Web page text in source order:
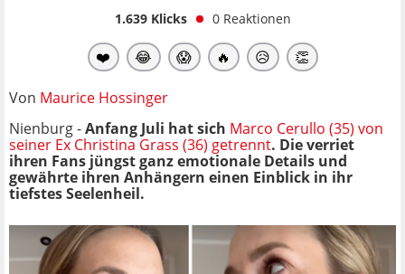
1.639Klicks 0 Reaktionen
❤️ 😂 😱 🔥 😥 👏
Von Maurice Hossinger
Nienburg -Anfang Juli hat sich Marco Cerullo (35) von
seiner Ex Christina Grass (36) getrennt. Die verriet
ihren Fans jüngst ganz emotionale Details und
gewährte ihren Anhängern einen Einblick in ihr
tiefstes Seelenheil.